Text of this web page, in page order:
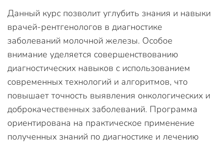
Данный курс позволит углубить знания и навыки
врачей-рентгенологов в диагностике
заболеваний молочной железы. Особое
внимание уделяется совершенствованию
диагностических навыков с использованием
современных технологий и алгоритмов, что
повышает точность выявления онкологических и
доброкачественных заболеваний. Программа
ориентирована на практическое применение
полученных знаний по диагностике и лечению